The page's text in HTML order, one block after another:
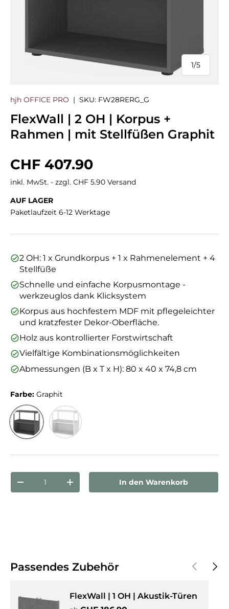
1/
von
5
hjh OFFICE PRO | SKU: FW28RERG_G
FlexWall | 2 OH | Korpus +
Rahmen | mit Stellfüßen Graphit
Normaler Preis
CHF 407.90
inkl. MwSt. - zzgl. CHF 5.90 Versand
AUF LAGER
Paketlaufzeit 6-12 Werktage
2 OH: 1 x Grundkorpus + 1 x Rahmenelement + 4
Stellfüße
Schnelle und einfache Korpusmontage -
werkzeuglos dank Klicksystem
Korpus aus hochfestem MDF mit pflegeleichter
und kratzfester Dekor-Oberfläche.
Holz aus kontrollierter Forstwirtschaft
Vielfältige Kombinationsmöglichkeiten
Abmessungen (B x T x H): 80 x 40 x 74,8 cm
Farbe: Graphit
Menge verringernMenge erhöhenIn den Warenkorb
Passendes Zubehör Vorherige
FlexWall | 1 OH | Akustik-Türen